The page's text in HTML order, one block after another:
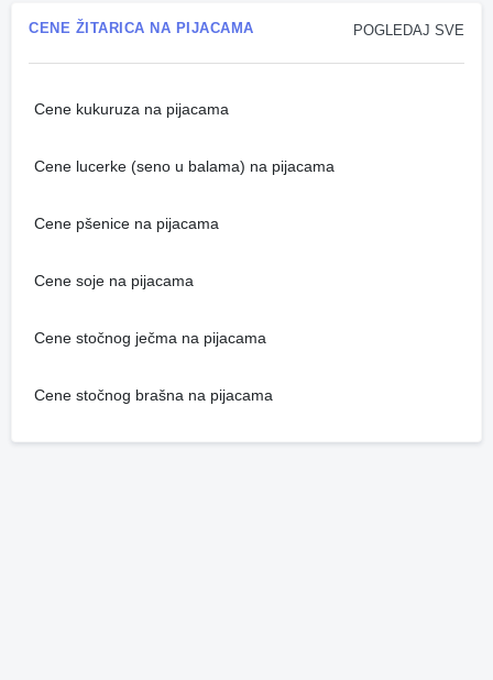
POGLEDAJ SVE
CENE ŽITARICA NA PIJACAMA
Cene kukuruza na pijacama
Cene lucerke (seno u balama) na pijacama
Cene pšenice na pijacama
Cene soje na pijacama
Cene stočnog ječma na pijacama
Cene stočnog brašna na pijacama